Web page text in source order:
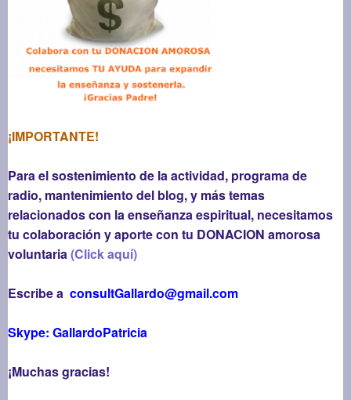
¡IMPORTANTE!
Para el sostenimiento de la actividad, programa de
radio, mantenimiento del blog, y más temas
relacionados con la enseñanza espiritual, necesitamos
tu colaboración y aporte con tu DONACION amorosa
voluntaria(Click aquí)
Escribe a consultGallardo@gmail.com
Skype: GallardoPatricia
¡Muchas gracias!